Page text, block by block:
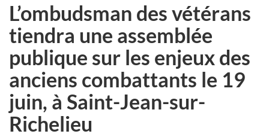
L’ombudsman des vétérans
tiendra une assemblée
publique sur les enjeux des
anciens combattants le 19
juin, à Saint-Jean-sur-
Richelieu